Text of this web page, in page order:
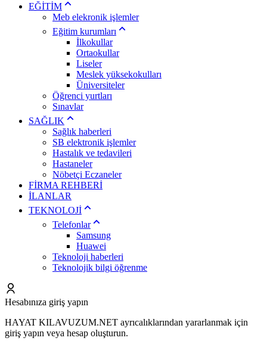
EĞİTİM
Meb elekronik işlemler
Eğitim kurumları
İlkokullar
Ortaokullar
Liseler
Meslek yüksekokulları
Üniversiteler
Öğrenci yurtları
Sınavlar
SAĞLIK
Sağlık haberleri
SB elektronik işlemler
Hastalık ve tedavileri
Hastaneler
Nöbetçi Eczaneler
FİRMA REHBERİ
İLANLAR
TEKNOLOJİ
Telefonlar
Samsung
Huawei
Teknoloji haberleri
Teknolojik bilgi öğrenme
Hesabınıza giriş yapın
HAYAT KILAVUZUM.NET ayrıcalıklarından yararlanmak için
giriş yapın veya hesap oluşturun.